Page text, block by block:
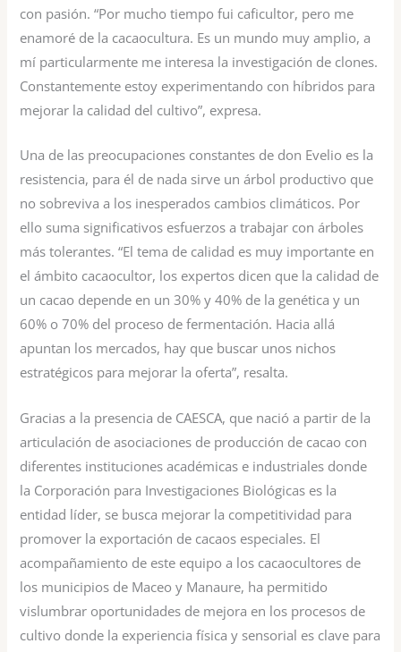
con pasión. “Por mucho tiempo fui caficultor, pero me
enamoré de la cacaocultura. Es un mundo muy amplio, a
mí particularmente me interesa la investigación de clones.
Constantemente estoy experimentando con híbridos para
mejorar la calidad del cultivo”, expresa.
Una de las preocupaciones constantes de don Evelio es la
resistencia, para él de nada sirve un árbol productivo que
no sobreviva a los inesperados cambios climáticos. Por
ello suma significativos esfuerzos a trabajar con árboles
más tolerantes. “El tema de calidad es muy importante en
el ámbito cacaocultor, los expertos dicen que la calidad de
un cacao depende en un 30% y 40% de la genética y un
60% o 70% del proceso de fermentación. Hacia allá
apuntan los mercados, hay que buscar unos nichos
estratégicos para mejorar la oferta”, resalta.
Gracias a la presencia de CAESCA, que nació a partir de la
articulación de asociaciones de producción de cacao con
diferentes instituciones académicas e industriales donde
la Corporación para Investigaciones Biológicas es la
entidad líder, se busca mejorar la competitividad para
promover la exportación de cacaos especiales. El
acompañamiento de este equipo a los cacaocultores de
los municipios de Maceo y Manaure, ha permitido
vislumbrar oportunidades de mejora en los procesos de
cultivo donde la experiencia física y sensorial es clave para